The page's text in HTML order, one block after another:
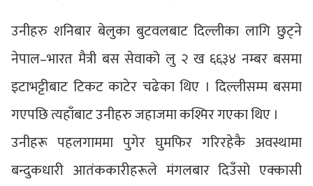
उनीहरु शनिबार बेलुका बुटवलबाट दिल्लीका लागि छुट्ने
नेपाल–भारत मैत्री बस सेवाको लु २ ख ६६३४ नम्बर बसमा
इटाभट्टीबाट टिकट काटेर चढेका थिए । दिल्लीसम्म बसमा
गएपछि त्यहाँबाट उनीहरु जहाजमा कश्मिर गएका थिए ।
उनीहरू पहलगाममा पुगेर घुमफिर गरिरहेकै अवस्थामा
बन्दुकधारी आतंककारीहरूले मंगलबार दिउँसो एक्कासी